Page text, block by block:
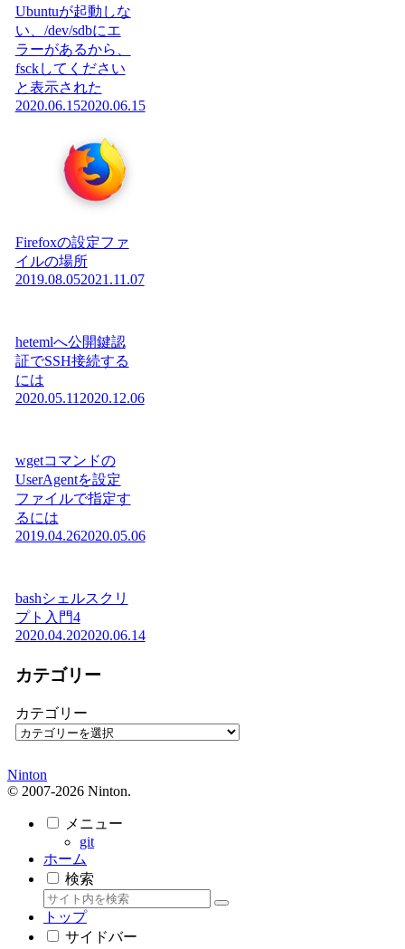
Ubuntuが起動しな
い、/dev/sdbにエ
ラーがあるから、
fsckしてください
と表示された
2020.06.152020.06.15
Firefoxの設定ファ
イルの場所
2019.08.052021.11.07
hetemlへ公開鍵認
証でSSH接続する
には
2020.05.11 2020.12.06
wgetコマンドの
UserAgentを設定
ファイルで指定す
るには
2019.04.262020.05.06
bashシェルスクリ
プト入門4
2020.04.202020.06.14
カテゴリー
カテゴリー
Ninton
© 2007-2026 Ninton.
メニュー
git
ホーム
検索
トップ
サイドバー